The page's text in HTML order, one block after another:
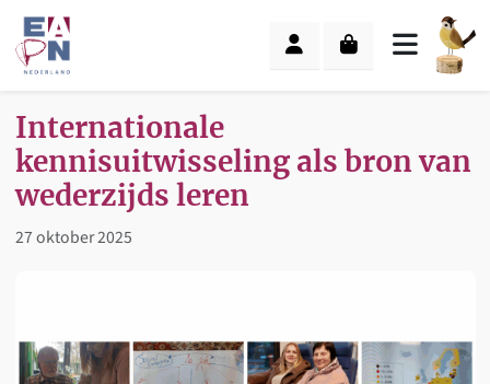
Skip to content
Skip to footer
Cart
Menu
Internationale
kennisuitwisseling als bron van
wederzijds leren
27 oktober 2025